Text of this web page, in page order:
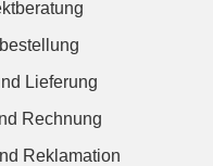
Lieferung
Rechnung
Reklamation